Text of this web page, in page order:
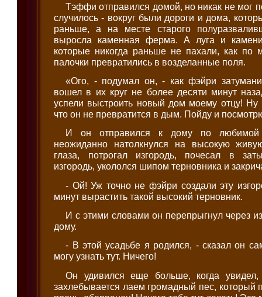
Тэффи отправился домой, но никак не мог
случилось - вокруг были дороги и дома,
раньше, а на месте старого
выросла каменная ферма. А луга и
которые никогда раньше не пахали, как по
палочки превратились в возделанные поля.
«Ого, - подумал он, - как фэйри
вошел в их круг не более десяти минут
успели выстроить новый дом моему отцу! Ну
что он не превратится в дым. Пойду и
И он отправился к дому по любимой
неожиданно натолкнулся на высокую
глаза, потрогал изгородь, почесал в
изгородь, укололся шипом терновника и
- Ой! Уж точно не фэйри создали эту
минут вырастить такой высокий терновник.
И с этими словами он перепрыгнул через
дому.
- В этой усадьбе я родился, - сказал он
могу узнать тут. Ничего!
Он удивился еще больше, когда
захлебывается лаем громадный пес,